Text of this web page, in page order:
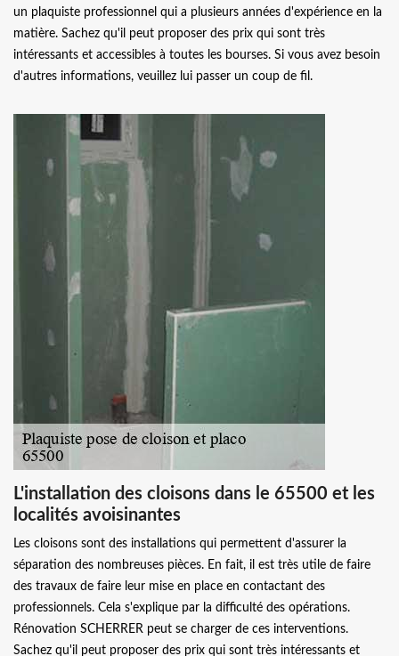
un plaquiste professionnel qui a plusieurs années d'expérience en la
matière. Sachez qu'il peut proposer des prix qui sont très
intéressants et accessibles à toutes les bourses. Si vous avez besoin
d'autres informations, veuillez lui passer un coup de fil.
L'installation des cloisons dans le 65500 et les
localités avoisinantes
Les cloisons sont des installations qui permettent d'assurer la
séparation des nombreuses pièces. En fait, il est très utile de faire
des travaux de faire leur mise en place en contactant des
professionnels. Cela s'explique par la difficulté des opérations.
Rénovation SCHERRER peut se charger de ces interventions.
Sachez qu'il peut proposer des prix qui sont très intéressants et